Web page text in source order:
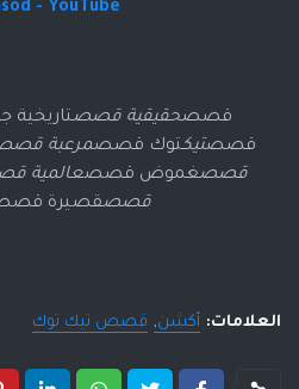
- YouTube
قصصحقيقية قصصتاريخية
قصصتيكتوك قصصمرعبة
قصصغموض قصصعالمية
قصصقصيرة
العلامات: أكشن قصص تيك توك